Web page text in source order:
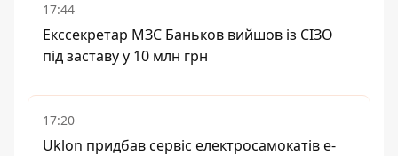
17:44
Екссекретар МЗС Баньков вийшов із СІЗО
під заставу у 10 млн грн
17:20
Uklon придбав сервіс електросамокатів e-